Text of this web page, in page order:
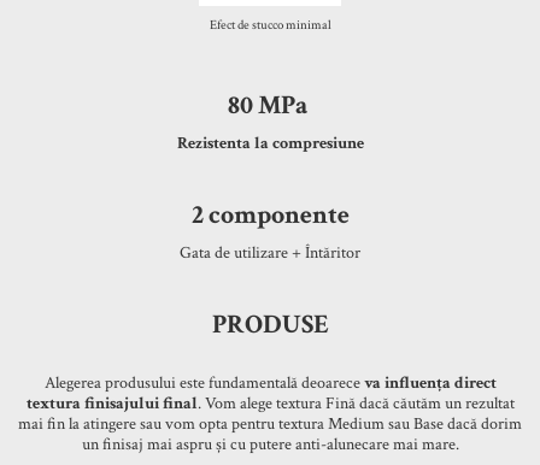
Efect de stucco minimal
80 MPa
Rezistenta la compresiune
2 componente
Gata de utilizare + Întăritor
PRODUSE
Alegerea produsului este fundamentală deoareceva influența direct
textura finisajului final. Vom alege textura Fină dacă căutăm un rezultat
mai fin la atingere sau vom opta pentru textura Medium sau Base dacă dorim
un finisaj mai aspru și cu putere anti-alunecare mai mare.